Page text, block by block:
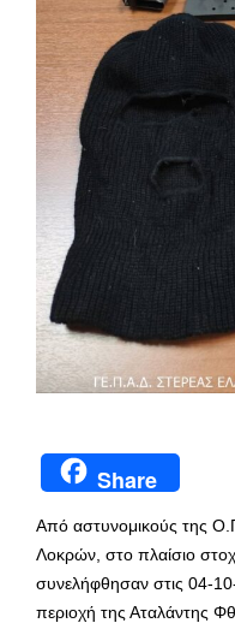
Share
Από αστυνομικούς της
Λοκρών, στο πλαίσιο
συνελήφθησαν στις 04-
περιοχή της Αταλάντης